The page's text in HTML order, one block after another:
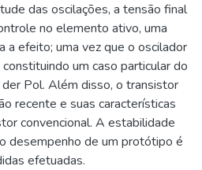
das oscilações, a tensão final
no elemento ativo, uma
a efeito; uma vez que o oscilador
um caso particular do
Pol. Além disso, o transistor
recente e suas características
convencional. A estabilidade
desempenho de um protótipo é
efetuadas.